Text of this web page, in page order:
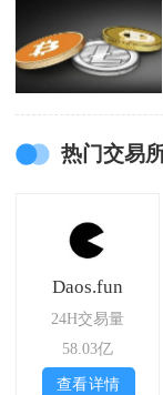
热门交易
Daos.fun
24H交易量
58.03亿
查看详情